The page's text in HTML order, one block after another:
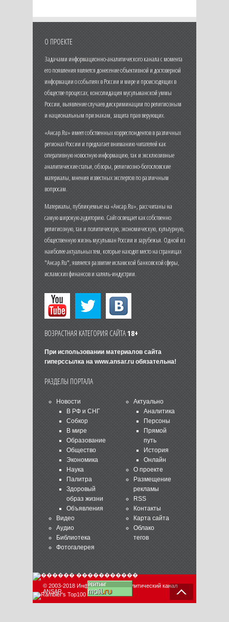
О ПРОЕКТЕ
Задачами информационно-аналитического канала с момента
его появления является донесение объективной и достоверной
информации о событиях в России и мире и происходящих в
обществе процессах, консолидация мусульманской уммы
России, выявление случаев дискриминации по религиозным
и национальным признакам, защита прав верующих.
«Ансар.Ru» имеет собственных корреспондентов в различных
регионах России и предлагает вниманию читателей как
оперативную новостную информацию, так и эксклюзивные
аналитические статьи, обзоры, религиозно-богословские
материалы, мнения известных экспертов по различным
вопросам.
Материалы, публикуемые на «Ансар.Ru», рассчитаны на
самую широкую аудиторию. Сайт освещает как собственно
религиозную, так и политическую, экономическую, культурную,
общественную жизнь мусульман России и зарубежья. Одной из
наиболее актуальных тем, которые находят место на страницах
"Ансар.Ru", является развитие исламской банковской сферы,
исламских финансов и халяль-индустрии.
ВОЗРАСТНАЯ КАТЕГОРИЯ САЙТА18+
При использовании материалов сайта
гиперссылка на www.ansar.ruобязательна!
РАЗДЕЛЫ ПОРТАЛА
Новости
В РФ и СНГ
Собкор
В мире
Образование
Общество
Экономика
Наука
Палитра
Здоровый
образ жизни
Объявления
Видео
Аудио
Библиотека
Фотогалерея
Актуально
Аналитика
Персоны
Прямой
путь
История
Онлайн
О проекте
Размещение
рекламы
RSS
Контакты
Карта сайта
Облако
тегов
© 2003-2018 Информационно-аналитический канал
ANSAR